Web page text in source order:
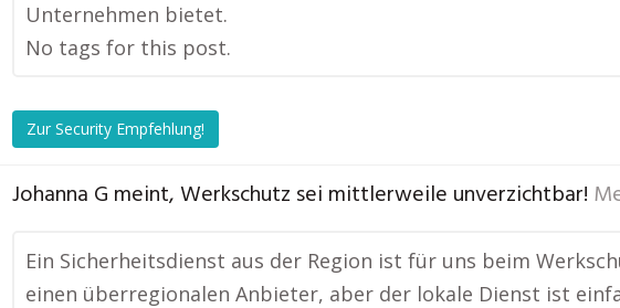
Unternehmen bietet.
No tags for this post.
Zur Security Empfehlung!
Johanna G meint, Werkschutz sei mittlerweile unverzichtbar!
Ein Sicherheitsdienst aus der Region ist für uns beim
einen überregionalen Anbieter, aber der lokale Dienst ist